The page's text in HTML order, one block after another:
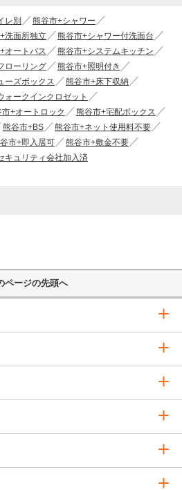
レ別
熊谷市+シャワー
洗面所独立
熊谷市+シャワー付洗面台
オートバス
熊谷市+システムキッチン
ローリング
熊谷市+照明付き
ーズボックス
熊谷市+床下収納
ォークインクロゼット
市+オートロック
熊谷市+宅配ボックス
熊谷市+BS
熊谷市+ネット使用料不要
市+即入居可
熊谷市+敷金不要
キュリティ会社加入済
ページの先頭へ